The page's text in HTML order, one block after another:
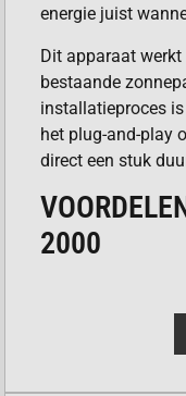
energie juist
Dit apparaat
bestaande
installatieproces
het plug-and-play
direct een stuk
2000
eigen opslag.
De